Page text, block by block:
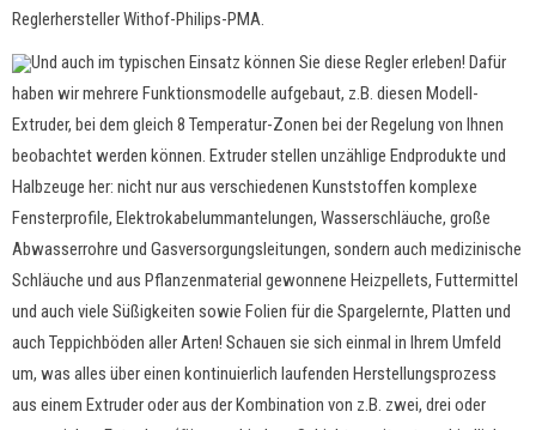
Reglerhersteller Withof-Philips-PMA.
Und auch im typischen Einsatz können Sie diese Regler erleben! Dafür
haben wir mehrere Funktionsmodelle aufgebaut, z.B. diesen Modell-
Extruder, bei dem gleich 8 Temperatur-Zonen bei der Regelung von Ihnen
beobachtet werden können. Extruder stellen unzählige Endprodukte und
Halbzeuge her: nicht nur aus verschiedenen Kunststoffen komplexe
Fensterprofile, Elektrokabelummantelungen, Wasserschläuche, große
Abwasserrohre und Gasversorgungsleitungen, sondern auch medizinische
Schläuche und aus Pflanzenmaterial gewonnene Heizpellets, Futtermittel
und auch viele Süßigkeiten sowie Folien für die Spargelernte, Platten und
auch Teppichböden aller Arten! Schauen sie sich einmal in Ihrem Umfeld
um, was alles über einen kontinuierlich laufenden Herstellungsprozess
aus einem Extruder oder aus der Kombination von z.B. zwei, drei oder